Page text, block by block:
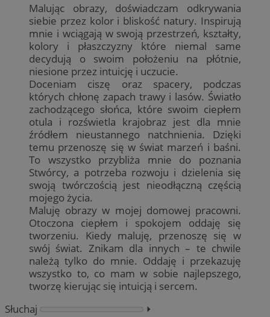
Malując obrazy, doświadczam odkrywania
siebie przez kolor i bliskość natury. Inspirują
mnie i wciągają w swoją przestrzeń, kształty,
kolory i płaszczyzny które niemal same
decydują o swoim położeniu na płótnie,
niesione przez intuicję i uczucie.
Doceniam ciszę oraz spacery, podczas
których chłonę zapach trawy i lasów. Światło
zachodzącego słońca, które swoim ciepłem
otula i rozświetla krajobraz jest dla mnie
źródłem nieustannego natchnienia. Dzięki
temu przenoszę się w świat marzeń i baśni.
To wszystko przybliża mnie do poznania
Stwórcy, a potrzeba rozwoju i dzielenia się
swoją twórczością jest nieodłączną częścią
mojego życia.
Maluję obrazy w mojej domowej pracowni.
Otoczona ciepłem i spokojem oddaję się
tworzeniu. Kiedy maluję, przenoszę się w
swój świat. Znikam dla innych – te chwile
należą tylko do mnie. Oddaję i przekazuję
wszystko to, co mam w sobie najlepszego,
tworzę kierując się intuicją i sercem.
Słuchaj
⏵︎